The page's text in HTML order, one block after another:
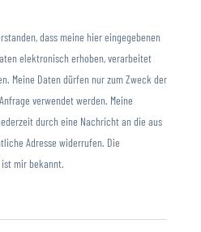
dass meine hier eingegebenen
elektronisch erhoben, verarbeitet
Meine Daten dürfen nur zum Zweck der
verwendet werden. Meine
durch eine Nachricht an die aus
Adresse widerrufen. Die
ist mir bekannt.